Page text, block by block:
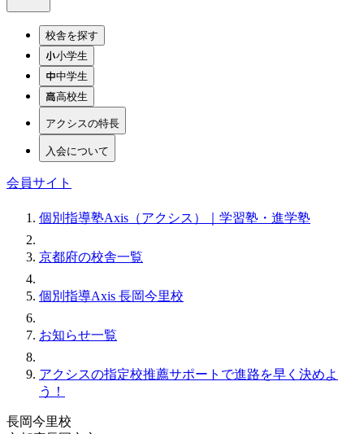
校舎を探す
小学生
中学生
高校生
アクシスの特長
入会について
会員サイト
個別指導塾Axis（アクシス）｜学習塾・進学塾
京都府の校舎一覧
個別指導Axis 長岡今里校
お知らせ一覧
アクシスの指定校推薦サポートで進路を早く決めよ
う！
長岡今里校